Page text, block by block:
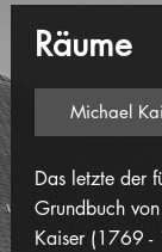
Räume
Das letzte der
Grundbuch
Kaiser (1769